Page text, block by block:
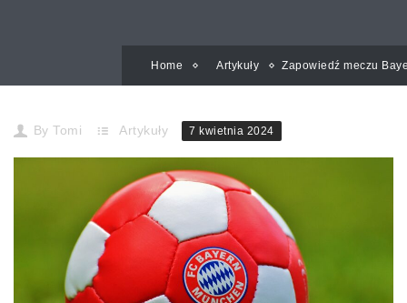
Home Artykuły Zapowiedź meczu
By Tomi Artykuły 7 kwietnia 2024